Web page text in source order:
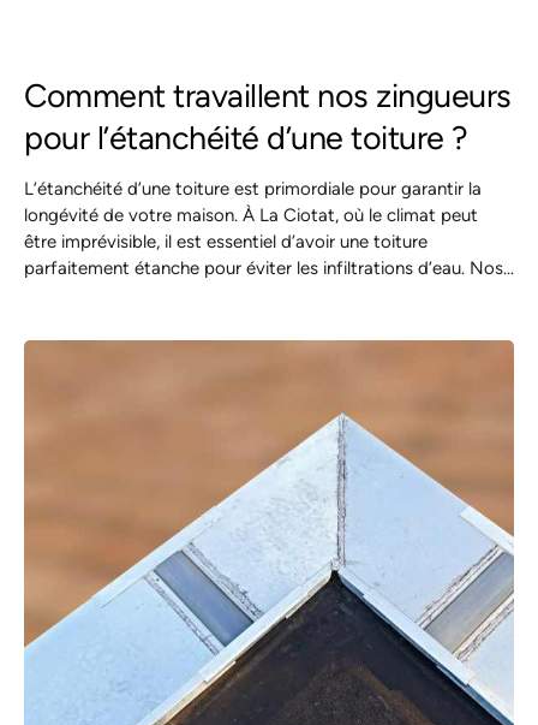
Comment travaillent nos zingueurs
pour l’étanchéité d’une toiture ?
L’étanchéité d’une toiture est primordiale pour garantir la
longévité de votre maison. À La Ciotat, où le climat peut
être imprévisible, il est essentiel d’avoir une toiture
parfaitement étanche pour éviter les infiltrations d’eau. Nos